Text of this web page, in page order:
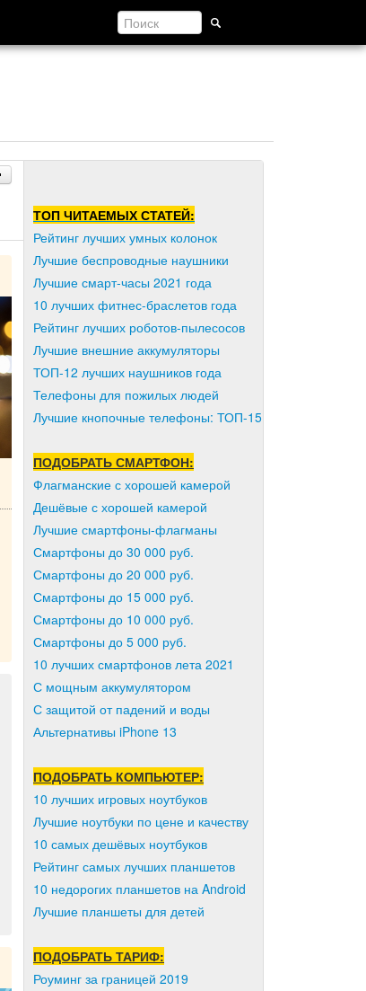
ТОП ЧИТАЕМЫХ СТАТЕЙ:
Рейтинг лучших умных колонок
Лучшие беспроводные наушники
Лучшие смарт-часы 2021 года
10 лучших фитнес-браслетов года
Рейтинг лучших роботов-пылесосов
Лучшие внешние аккумуляторы
ТОП-12 лучших наушников года
Телефоны для пожилых людей
Лучшие кнопочные телефоны: ТОП-15
ПОДОБРАТЬ СМАРТФОН:
Флагманские с хорошей камерой
Дешёвые с хорошей камерой
Лучшие смартфоны-флагманы
Смартфоны до 30 000 руб.
Смартфоны до 20 000 руб.
Смартфоны до 15 000 руб.
Смартфоны до 10 000 руб.
Смартфоны до 5 000 руб.
10 лучших смартфонов лета 2021
С мощным аккумулятором
С защитой от падений и воды
Альтернативы iPhone 13
ПОДОБРАТЬ КОМПЬЮТЕР:
10 лучших игровых ноутбуков
Лучшие ноутбуки по цене и качеству
10 самых дешёвых ноутбуков
Рейтинг самых лучших планшетов
10 недорогих планшетов на Android
Лучшие планшеты для детей
ПОДОБРАТЬ ТАРИФ:
Роуминг за границей 2019